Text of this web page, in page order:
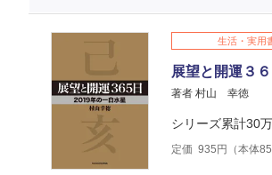
生活・実用
展望と開運３
著者 村山 幸徳
シリーズ累計30
定価 935 円（本体